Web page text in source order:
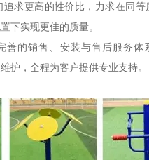
求更高的性价比，力求在同等
下实现更佳的质量。
善的销售、安装与售后服务体
护，全程为客户提供专业支持。